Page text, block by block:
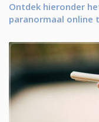
Ontdek hieronder
paranormaal online